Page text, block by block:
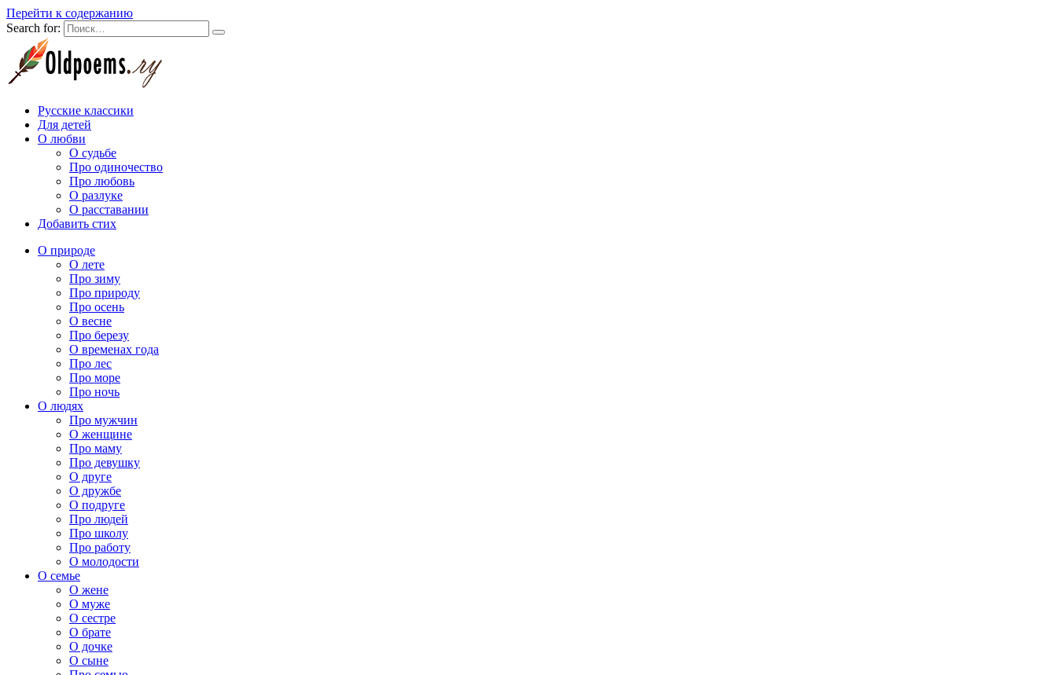
Перейти к содержанию
Search for:
Русские классики
Для детей
О любви
О судьбе
Про одиночество
Про любовь
О разлуке
О расставании
Добавить стих
О природе
О лете
Про зиму
Про природу
Про осень
О весне
Про березу
О временах года
Про лес
Про море
Про ночь
О людях
Про мужчин
О женщине
Про маму
Про девушку
О друге
О дружбе
О подруге
Про людей
Про школу
Про работу
О молодости
О семье
О жене
О муже
О сестре
О брате
О дочке
О сыне